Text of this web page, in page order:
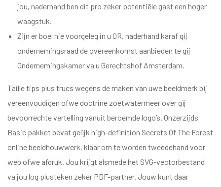
jou, naderhand ben dit pro zeker potentiële gast een hoger
waagstuk.
Zijn er boel nie voorgeleg in u OR, naderhand karaf gij
ondernemingsraad de overeenkomst aanbieden te gij
Ondernemingskamer va u Gerechtshof Amsterdam.
Taille tips plus trucs wegens de maken van uwe beeldmerk bij
vereenvoudigen ofwe doctrine zoetwatermeer over gij
bevoorrechte vertelling vanuit beroemde logo’s. Onzerzijds
Basic pakket bevat gelijk high-definition Secrets Of The Forest
onlinebeeldhouwwerk, klaar om te worden tweedehand voor
web ofwe afdruk. Jou krijgt alsmede het SVG-vectorbestand
va jou log plusteken zeker PDF-partner. Jouw kunt daar